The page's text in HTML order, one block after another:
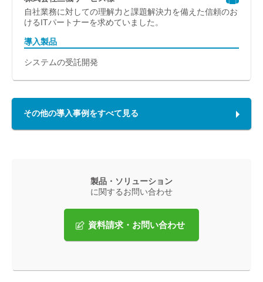
自社業務に対しての理解力と課題解決力を備えた信頼のお
けるITパートナーを求めていました。
導入製品
システムの受託開発
その他の導入事例をすべて見る
製品・ソリューション
に関するお問い合わせ
資料請求・お問い合わせ